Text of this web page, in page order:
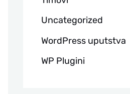
Uncategorized
WordPress uputstva
WP Plugini